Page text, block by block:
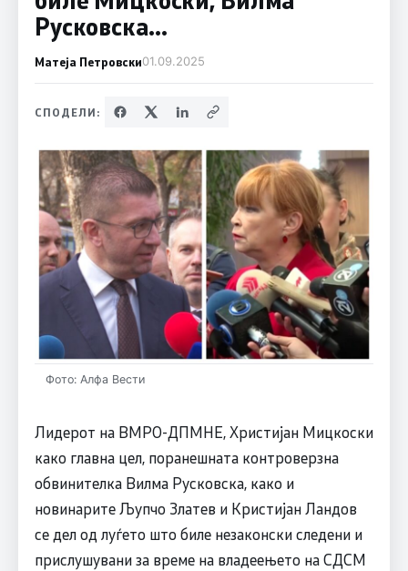
Русковска…
Матеја Петровски01.09.2025
СПОДЕЛИ:
Фото: Алфа Вести
Лидерот на ВМРО-ДПМНЕ, Христијан Мицкоски
како главна цел, поранешната контроверзна
обвинителка Вилма Русковска, како и
новинарите Љупчо Златев и Кристијан Ландов
се дел од луѓето што биле незаконски следени и
прислушувани за време на владеењето на СДСМ